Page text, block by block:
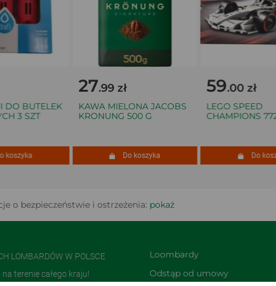
BUTELEK
3 SZT
27.99 zł
KAWA MIELONA JACOBS
KRONUNG 500 G
Do koszyka
59.00 zł
LEGO SPEED
CHAMPIONS 77259
Do koszyka
o bezpieczeństwie i ostrzeżenia: pokaż
LOMBARDÓW W POLSCE
terenie całego kraju!
Loombardy
Odstąp od umowy